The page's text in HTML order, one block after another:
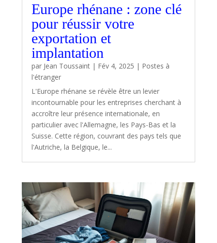
Europe rhénane : zone clé
pour réussir votre
exportation et
implantation
par Jean Toussaint| Fév 4, 2025 | Postes à
l'étranger
L'Europe rhénane se révèle être un levier
incontournable pour les entreprises cherchant à
accroître leur présence internationale, en
particulier avec l'Allemagne, les Pays-Bas et la
Suisse. Cette région, couvrant des pays tels que
l'Autriche, la Belgique, le...